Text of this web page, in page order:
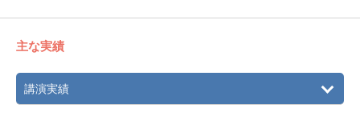
主な実績
講演実績